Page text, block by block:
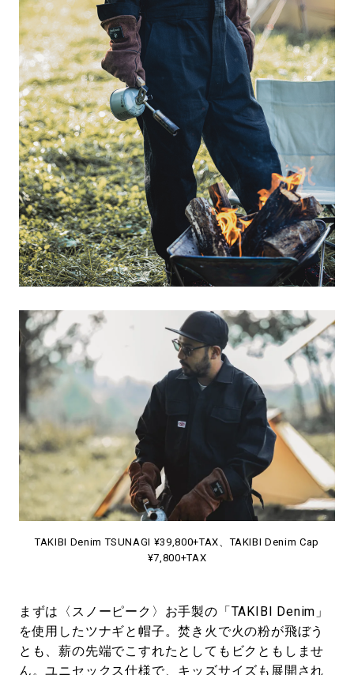
TAKIBI Denim TSUNAGI ¥39,800+TAX、TAKIBI Denim Cap
¥7,800+TAX
まずは〈スノーピーク〉お手製の「TAKIBI Denim」
を使用したツナギと帽子。焚き火で火の粉が飛ぼう
とも、薪の先端でこすれたとしてもビクともしませ
ん。ユニセックス仕様で、キッズサイズも展開され